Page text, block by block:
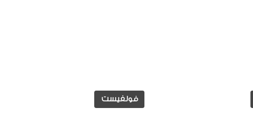
فولفيست